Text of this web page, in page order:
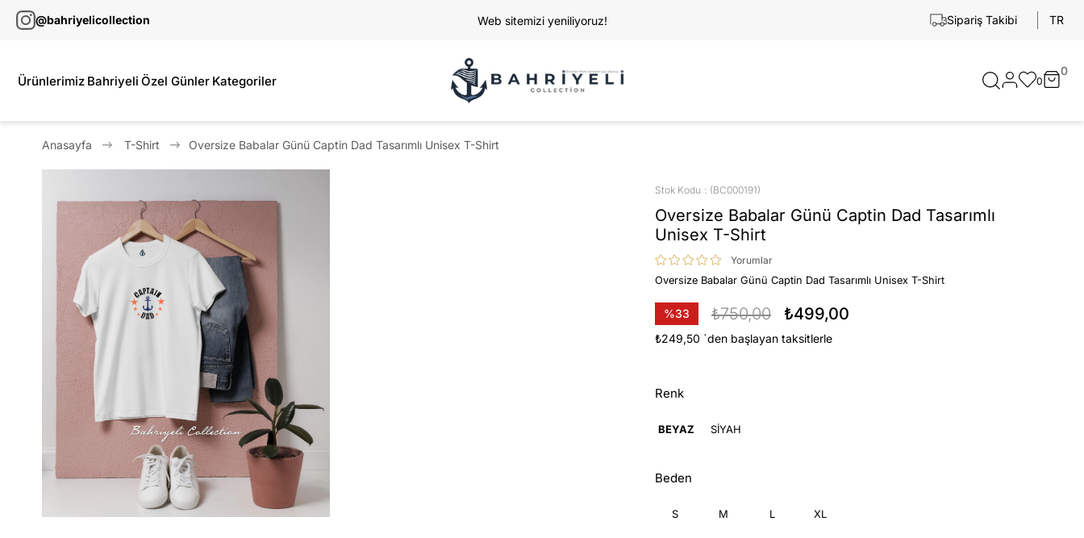
@bahriyelicollection Web sitemizi yeniliyoruz! Sipariş Takibi TR
Ürünlerimiz Bahriyeli Özel Günler Kategoriler 0
0
Anasayfa T-Shirt Oversize Babalar Günü Captin Dad Tasarımlı Unisex T-Shirt
Stok Kodu (BC000191)
Oversize Babalar Günü Captin Dad Tasarımlı
Unisex T-Shirt
Yorumlar
Oversize Babalar Günü Captin Dad Tasarımlı Unisex T-Shirt
%33
İndirim
₺750,00 ₺499,00
₺249,50 `den başlayan taksitlerle
Renk
BEYAZ SİYAH
Beden
S M L XL